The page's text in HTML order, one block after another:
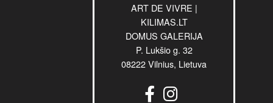
ART DE VIVRE |
KILIMAS.LT
DOMUS GALERIJA
P. Lukšio g. 32
08222 Vilnius, Lietuva